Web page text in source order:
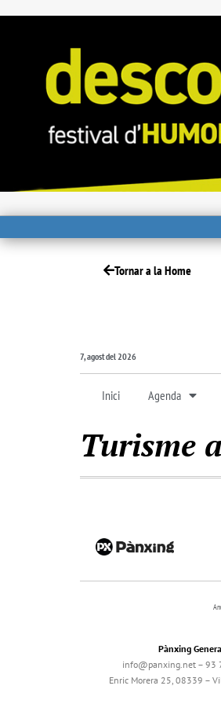
Tornar a la Home
7, agost del 2026
Inici Agenda
Turisme
Pànxing
info@panxing.net – 93
Enric Morera 25, 08339 –